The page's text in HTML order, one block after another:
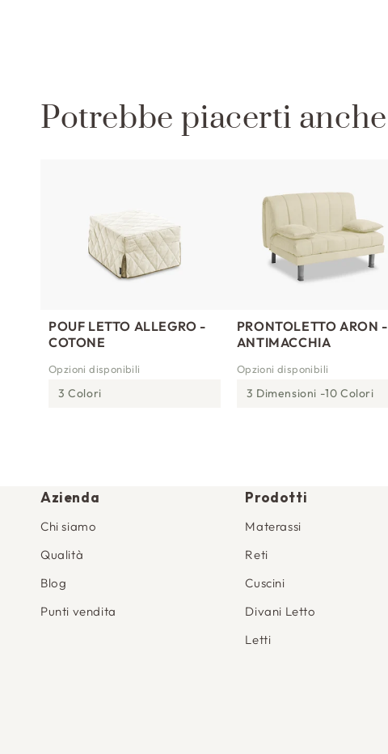
e
Potrebbe piacerti anche
POUF LETTO ALLEGRO -
COTONE
Opzioni disponibili
3 Colori
PRONTOLETTO ARON -
ANTIMACCHIA
Opzioni disponibili
3 Dimensioni 10 Colori
Azienda
Chi siamo
Qualità
Blog
Punti vendita
Prodotti
Materassi
Reti
Cuscini
Divani Letto
Letti